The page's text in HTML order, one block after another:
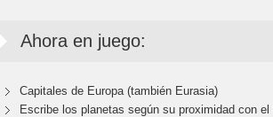
Ahora en juego:
Capitales de Europa (también Eurasia)
Escribe los planetas según su proximidad con el